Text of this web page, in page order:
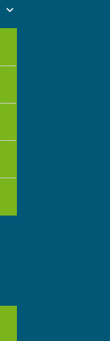
keyboard_arrow_down